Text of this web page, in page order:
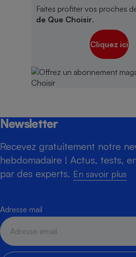
Faites profiter vos proches
de Que Choisir.
Cliquez ici
Newsletter
Recevez gratuitement notre
hebdomadaire ! Actus, tests,
par des experts. En savoir plus
Adresse mail